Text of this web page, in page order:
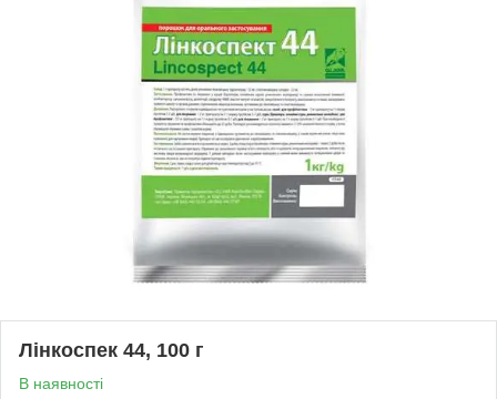
Лінкоспек 44, 100 г
В наявності